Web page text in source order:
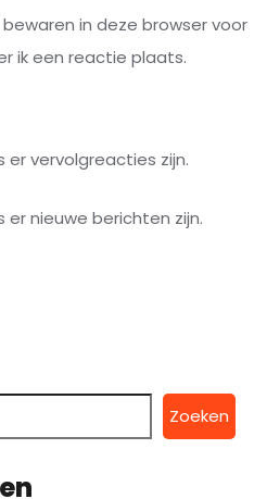
in deze browser voor
ik een reactie plaats.
er vervolgreacties zijn.
nieuwe berichten zijn.
Zoeken